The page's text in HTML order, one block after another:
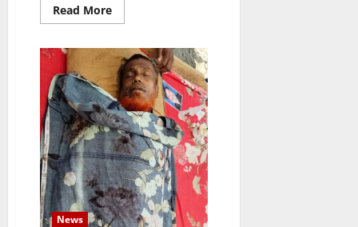
Read MoreRead
more
প্রতিবাদ
News